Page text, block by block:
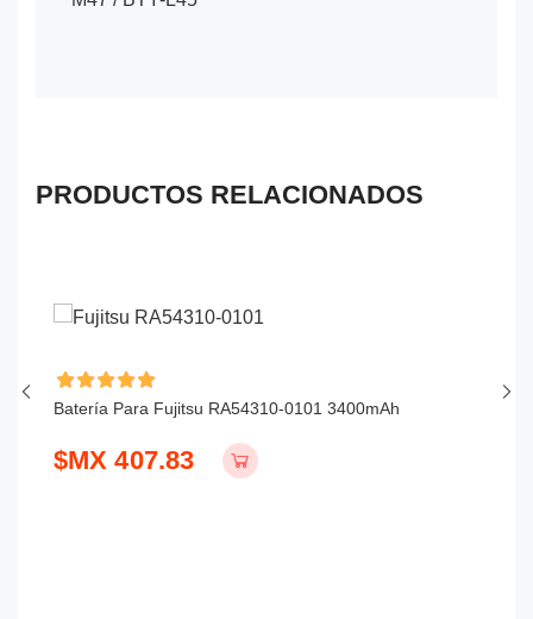
PRODUCTOS RELACIONADOS
Batería Para Fujitsu RA54310-0101 3400mAh
$MX 407.83